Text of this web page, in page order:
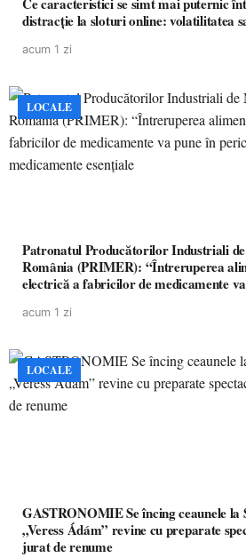
distracție la sloturi online: volatilitatea
acum 1 zi
LOCALE
Patronatul Producătorilor Industriali
România (PRIMER): “Întreruperea
electrică a fabricilor de medicamente
acum 1 zi
LOCALE
GASTRONOMIE Se încing ceaunele la Satu Mare! Concursul
„Veress Ádám” revine cu preparate
jurat de renume